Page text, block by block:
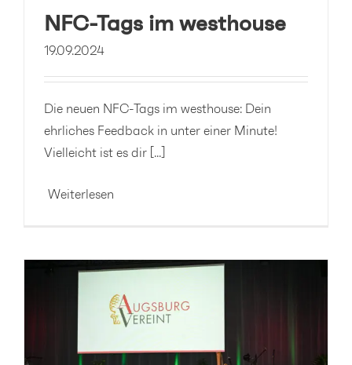
NFC-Tags im westhouse
19.09.2024
Die neuen NFC-Tags im westhouse: Dein
ehrliches Feedback in unter einer Minute!
Vielleicht ist es dir [...]
Weiterlesen